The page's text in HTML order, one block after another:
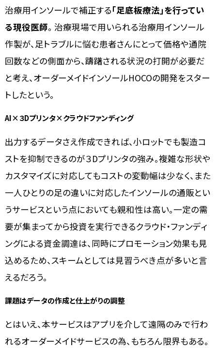
治療用インソールで補正する「足底板療法」を行ってい
る現役医師。 治療現場で用いられる治療用インソール
作製が、足トラブルに悩む患者さんにとって価格や通院
回数などの側面から、躊躇される状況の打開が必要だ
と考え、オーダーメイドインソールHOCOの開発をスター
トしたという。
AI×３Dプリンタ×クラウドファンディング
出力するデータさえ作成できれば、小ロットでも製造コ
ストを抑制できるのが３Dプリンタの強み。複雑な形状や
カスタマイズに対応してもコストの変動幅は少なく、また
一人ひとりの足の違いに対応したインソールの通販とい
うサービスという点においても親和性は高い。一定の需
要が集まってから投資を実行できるクラウド・ファンディ
ングによる資金調達は、同時にプロモーション効果も見
込めるため、スキームとしては見習うべき点が多いと言
えるだろう。
課題はデータの作成と仕上がりの調整
とはいえ、本サービスはアプリを介して遠隔のみで行わ
れるオーダーメイドサービスの為、もちろん限界もある。